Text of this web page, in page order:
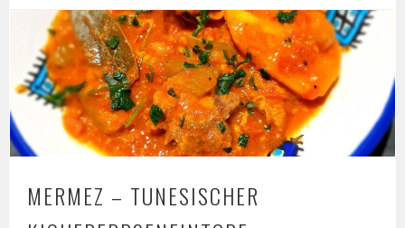
Kochbuch
MERMEZ – TUNESISCHER